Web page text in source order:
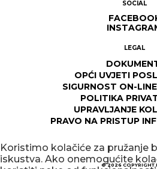
SOCIAL
LEGAL
OPĆI UVJETI
SIGURNOST ON-
POLITIKA
UPRAVLJANJE
PRAVO NA PRISTUP
© 2026 COPYRIGHT
Koristimo kolačiće za pružanje
iskustva. Ako onemogućite